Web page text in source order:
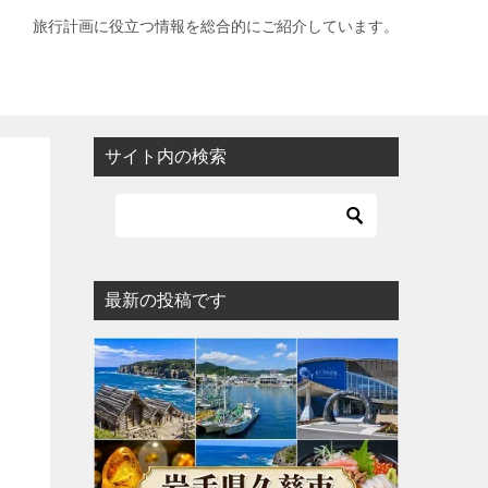
旅行計画に役立つ情報を総合的にご紹介しています。
サイト内の検索
最新の投稿です